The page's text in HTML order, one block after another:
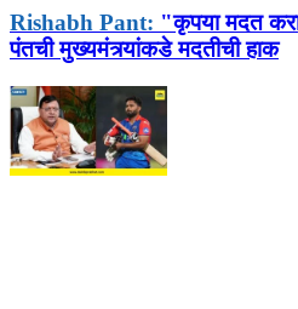
Rishabh Pant: "कृपया मदत
पंतची मुख्यमंत्र्यांकडे मदतीची हाक